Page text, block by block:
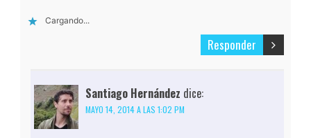
Cargando...
Responder
Santiago Hernández dice:
MAYO 14, 2014 A LAS 1:02 PM